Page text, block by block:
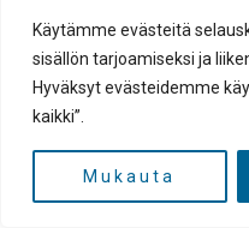
Käytämme evästeitä
sisällön tarjoamiseksi ja
Hyväksyt evästeidemme
kaikki”.
Mukauta